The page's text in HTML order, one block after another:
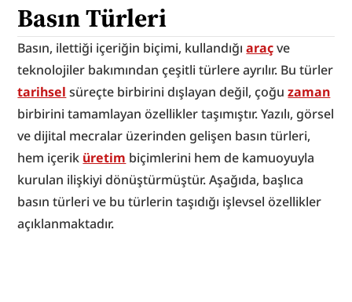
Basın Türleri
Basın, ilettiği içeriğin biçimi, kullandığı araç ve
tarihsel süreçte birbirini dışlayan değil, çoğu zaman
birbirini tamamlayan özellikler taşımıştır. Yazılı, görsel
ve dijital mecralar üzerinden gelişen basın türleri,
hem içerik üretim biçimlerini hem de kamuoyuyla
kurulan ilişkiyi dönüştürmüştür. Aşağıda, başlıca
basın türleri ve bu türlerin taşıdığı işlevsel özellikler
açıklanmaktadır.